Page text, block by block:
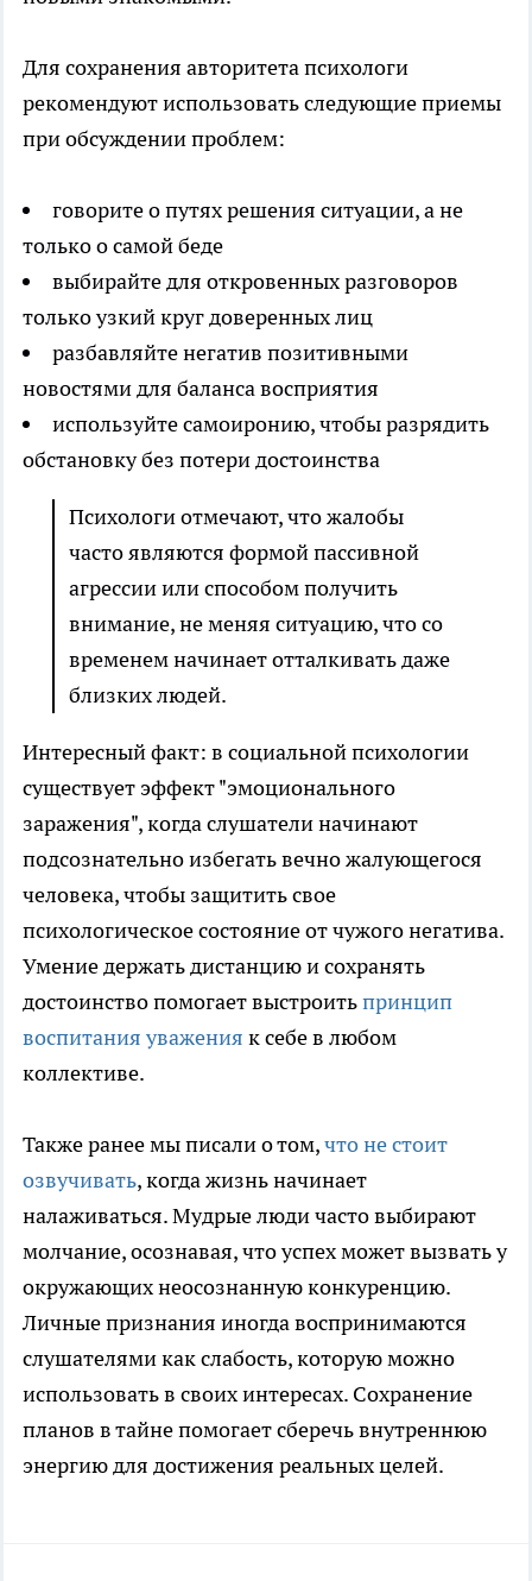
Для сохранения авторитета психологи
рекомендуют использовать следующие приемы
при обсуждении проблем:
говорите о путях решения ситуации, а не
только о самой беде
выбирайте для откровенных разговоров
только узкий круг доверенных лиц
разбавляйте негатив позитивными
новостями для баланса восприятия
используйте самоиронию, чтобы разрядить
обстановку без потери достоинства
Психологи отмечают, что жалобы
часто являются формой пассивной
агрессии или способом получить
внимание, не меняя ситуацию, что со
временем начинает отталкивать даже
близких людей.
Интересный факт: в социальной психологии
существует эффект "эмоционального
заражения", когда слушатели начинают
подсознательно избегать вечно жалующегося
человека, чтобы защитить свое
психологическое состояние от чужого негатива.
Умение держать дистанцию и сохранять
достоинство помогает выстроитьпринцип
воспитания уважения к себе в любом
коллективе.
Также ранее мы писали о том,что не стоит
озвучивать, когда жизнь начинает
налаживаться. Мудрые люди часто выбирают
молчание, осознавая, что успех может вызвать у
окружающих неосознанную конкуренцию.
Личные признания иногда воспринимаются
слушателями как слабость, которую можно
использовать в своих интересах. Сохранение
планов в тайне помогает сберечь внутреннюю
энергию для достижения реальных целей.